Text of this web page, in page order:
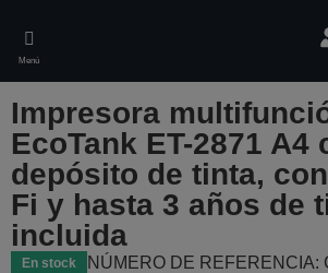
main
content
Menú
Impresora
EcoTank ET-2871 A4
depósito de tinta,
Fi y hasta 3 años de
incluida
En stock NÚMERO DE REFERENCIA: